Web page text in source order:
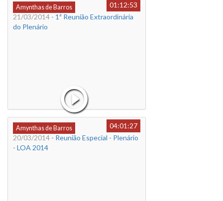
Amynthas de Barros
01:12:53
21/03/2014 - 1ª Reunião Extraordinária
do Plenário
Amynthas de Barros
04:01:27
20/03/2014 - Reunião Especial - Plenário
- LOA 2014